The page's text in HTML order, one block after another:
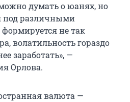
думать о юанях, но
под различными
не так
волатильность гораздо
заработать», —
Орлова.
валюта —